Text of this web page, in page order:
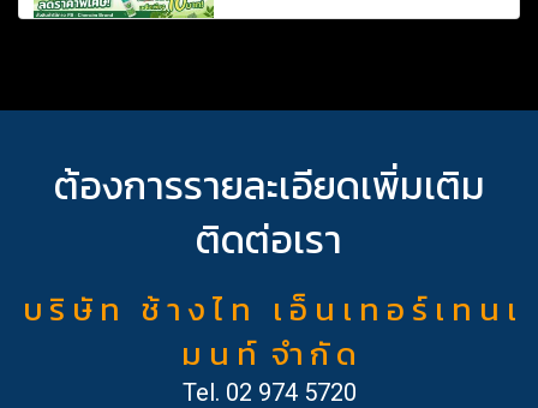
ต้องการรายละเอียดเพิ่มเติม
ติดต่อเรา
บ ริ ษั ท ช้ า ง ไ ท เ อ็ น เ ท อ ร์ เ ท น เ
ม น ท์ จำ กั ด
Tel. 02 974 5720